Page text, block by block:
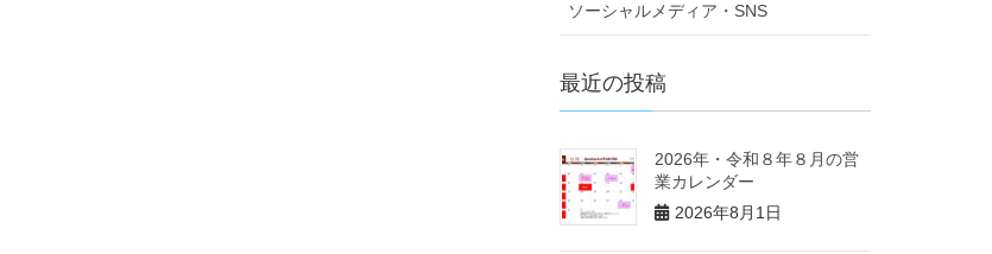
ソーシャルメディア・SNS
最近の投稿
2026年・令和８年８月の営
業カレンダー
2026年8月1日